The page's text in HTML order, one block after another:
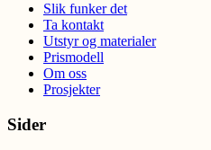
Slik funker det
Ta kontakt
Utstyr og materialer
Prismodell
Om oss
Prosjekter
Sider